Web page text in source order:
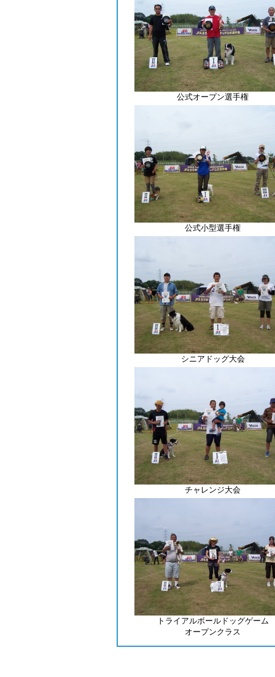
公式オープン選手権
公式小型選手権
シニアドッグ大会
チャレンジ大会
トライアルボールドッグゲーム
オープンクラス